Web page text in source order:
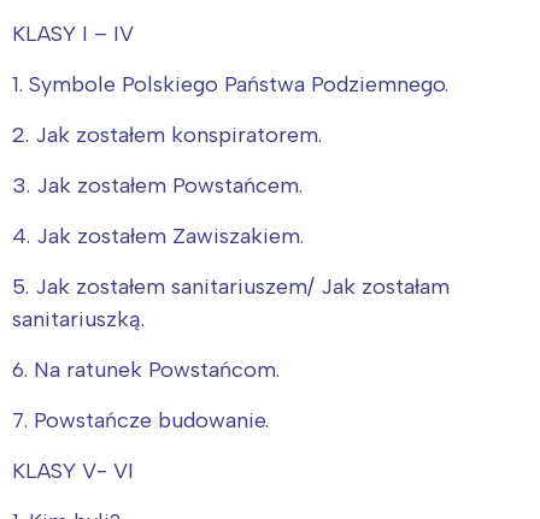
KLASY I – IV
1. Symbole Polskiego Państwa Podziemnego.
2. Jak zostałem konspiratorem.
3. Jak zostałem Powstańcem.
4. Jak zostałem Zawiszakiem.
5. Jak zostałem sanitariuszem/ Jak zostałam
sanitariuszką.
6. Na ratunek Powstańcom.
7. Powstańcze budowanie.
KLASY V- VI